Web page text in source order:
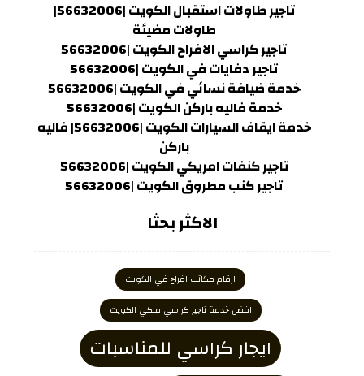
تاجير طاولات استقبال الكويت |56632006|
طاولات مضيئة
تاجير كراسي الافراح الكويت |56632006
تاجير دفايات في الكويت |56632006
خدمة ضيافة نسائي في الكويت |56632006
خدمة فاليه باركن الكويت |56632006
خدمة ايقاف السيارات الكويت |56632006| فاليه
باركن
تاجير كنفات امريكي الكويت |56632006
تاجير كنب مطروق الكويت |56632006
الاكثر بحثا
ارقام مكاتب افراح في الكويت
افضل خدمة تاجير كراسي ملكي الكويت
ايجار كراسي للمناسبات